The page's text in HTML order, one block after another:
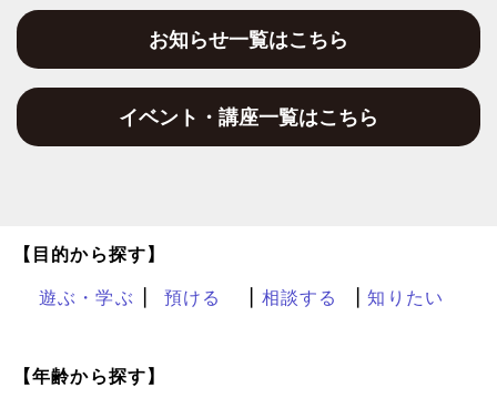
お知らせ一覧はこちら
イベント・講座一覧はこちら
【目的から探す】
遊ぶ・学ぶ 預ける 相談する 知りたい
【年齢から探す】